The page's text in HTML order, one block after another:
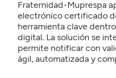
Fraternidad-Muprespa
electrónico certificado
herramienta clave
digital. La solución se
permite notificar con
ágil, automatizada y